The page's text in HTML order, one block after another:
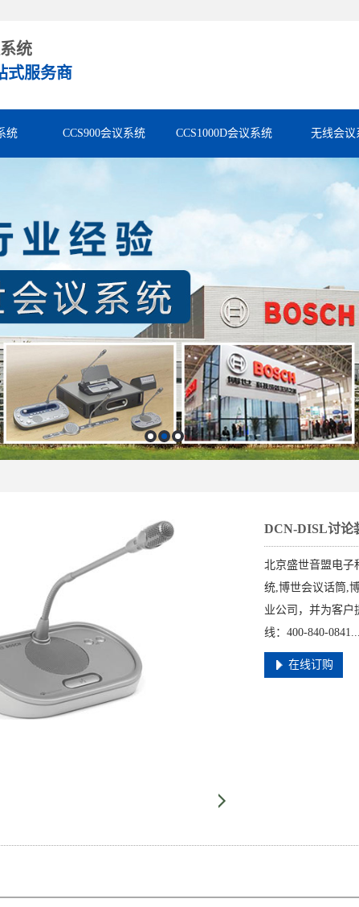
统
式服务商
统 CCS900会议系统 CCS1000D会议系统 无线会议
DCN-DISL讨论
北京盛世音盟电子
统,博世会议话筒,
业公司，并为客户
线：400-840-0841...
在线订购